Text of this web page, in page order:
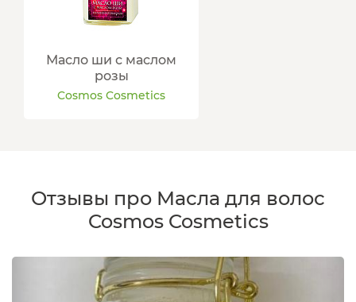
Масло ши с маслом
розы
Cosmos Cosmetics
Отзывы про Масла для волос
Cosmos Cosmetics